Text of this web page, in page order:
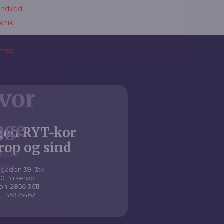
RYT-kor
og sind
39, 3tv
Birkerød
2856 3611
35975462